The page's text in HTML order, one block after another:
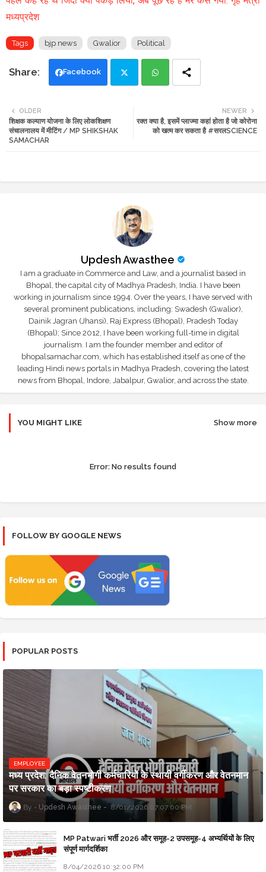
मध्यप्रदेश
Tags bjp news Gwalior Political
Facebook
ats
NEWER
रक्त क्या है, इसमें प्लाज्मा कहां होता है जो कोरोना
को खत्म कर सकता है #सरलSCIENCE
OLDER
शिक्षक कल्याण योजना के लिए लोकशिक्षण
संचालनालय में मीटिंग / MP SHIKSHAK
SAMACHAR
Updesh Awasthee
I am a graduate in Commerce and Law, and a journalist based in
Bhopal, the capital city of Madhya Pradesh, India. I have been
working in journalism since 1994. Over the years, I have served with
several prominent publications, including: Swadesh (Gwalior),
Dainik Jagran (Jhansi), Raj Express (Bhopal), Pradesh Today
(Bhopal); Since 2012, I have been working full-time in digital
journalism. I am the founder member and editor of
bhopalsamachar.com, which has established itself as one of the
leading Hindi news portals in Madhya Pradesh, covering the latest
news from Bhopal, Indore, Jabalpur, Gwalior, and across the state.
YOU MIGHT LIKE Show more
Error: No results found
FOLLOW BY GOOGLE NEWS
POPULAR POSTS
EMPLOYEE
मध्य प्रदेश: दैनिक वेतनभोगी कर्मचारियों के स्थायी वर्गीकरण और वेतनमान
पर सरकार का बड़ा स्पष्टीकरण
Updesh Awasthee 8/01/2026 07:07:00 PM
MP Patwari भर्ती 2026 और समूह-2 उपसमूह-4 अभ्यर्थियों के लिए
संपूर्ण मार्गदर्शिका
8/04/2026 10:32:00 PM